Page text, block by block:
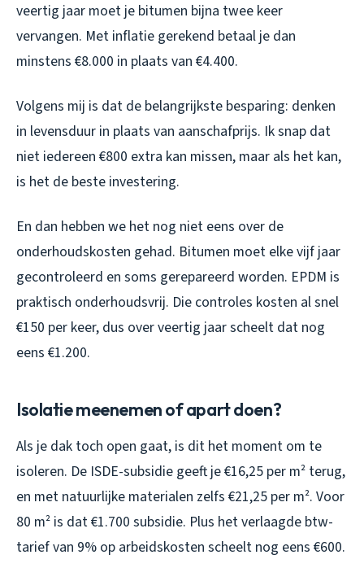
veertig jaar moet je bitumen bijna twee keer
vervangen. Met inflatie gerekend betaal je dan
minstens €8.000 in plaats van €4.400.
Volgens mij is dat de belangrijkste besparing: denken
in levensduur in plaats van aanschafprijs. Ik snap dat
niet iedereen €800 extra kan missen, maar als het kan,
is het de beste investering.
En dan hebben we het nog niet eens over de
onderhoudskosten gehad. Bitumen moet elke vijf jaar
gecontroleerd en soms gerepareerd worden. EPDM is
praktisch onderhoudsvrij. Die controles kosten al snel
€150 per keer, dus over veertig jaar scheelt dat nog
eens €1.200.
Isolatie meenemen of apart doen?
Als je dak toch open gaat, is dit het moment om te
isoleren. De ISDE-subsidie geeft je €16,25 per m² terug,
en met natuurlijke materialen zelfs €21,25 per m². Voor
80 m² is dat €1.700 subsidie. Plus het verlaagde btw-
tarief van 9% op arbeidskosten scheelt nog eens €600.